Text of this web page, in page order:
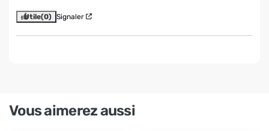
Utile(0) Signaler
Vous aimerez aussi